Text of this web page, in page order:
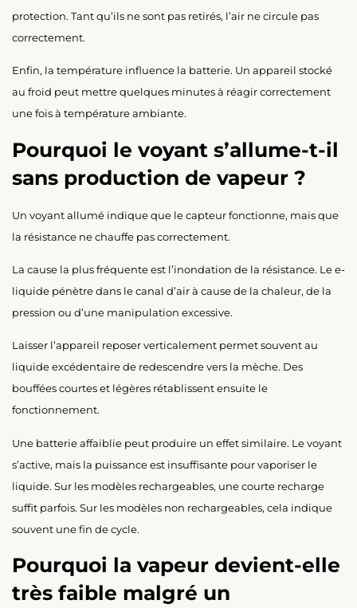
protection. Tant qu’ils ne sont pas retirés, l’air ne circule pas
correctement.
Enfin, la température influence la batterie. Un appareil stocké
au froid peut mettre quelques minutes à réagir correctement
une fois à température ambiante.
Pourquoi le voyant s’allume-t-il
sans production de vapeur ?
Un voyant allumé indique que le capteur fonctionne, mais que
la résistance ne chauffe pas correctement.
La cause la plus fréquente est l’inondation de la résistance. Le e-
liquide pénètre dans le canal d’air à cause de la chaleur, de la
pression ou d’une manipulation excessive.
Laisser l’appareil reposer verticalement permet souvent au
liquide excédentaire de redescendre vers la mèche. Des
bouffées courtes et légères rétablissent ensuite le
fonctionnement.
Une batterie affaiblie peut produire un effet similaire. Le voyant
s’active, mais la puissance est insuffisante pour vaporiser le
liquide. Sur les modèles rechargeables, une courte recharge
suffit parfois. Sur les modèles non rechargeables, cela indique
souvent une fin de cycle.
Pourquoi la vapeur devient-elle
très faible malgré un